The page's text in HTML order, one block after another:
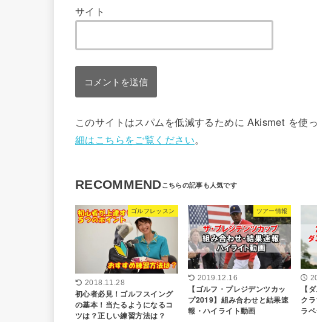
サイト
このサイトはスパムを低減するために Akismet を使っ
細はこちらをご覧ください。
RECOMMEND
ゴルフレッスン
2018.11.28
初心者必見！ゴルフスイング
の基本！当たるようになるコ
ツは？正しい練習方法は？
ツアー情報
2019.12.16
【ゴルフ・プレジデンツカッ
プ2019】組み合わせと結果速
報・ハイライト動画
【
ク
ラ